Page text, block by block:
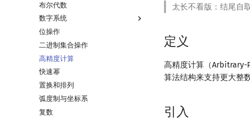
布尔代数
数字系统
数字系统简介
进位制
平衡三进制
格雷码
位操作
二进制集合操作
高精度计算
快速幂
置换和排列
弧度制与坐标系
复数
太长不看版：结尾自
定义
高精度计算（Arbitrary-
算法结构来支持更大整
引入